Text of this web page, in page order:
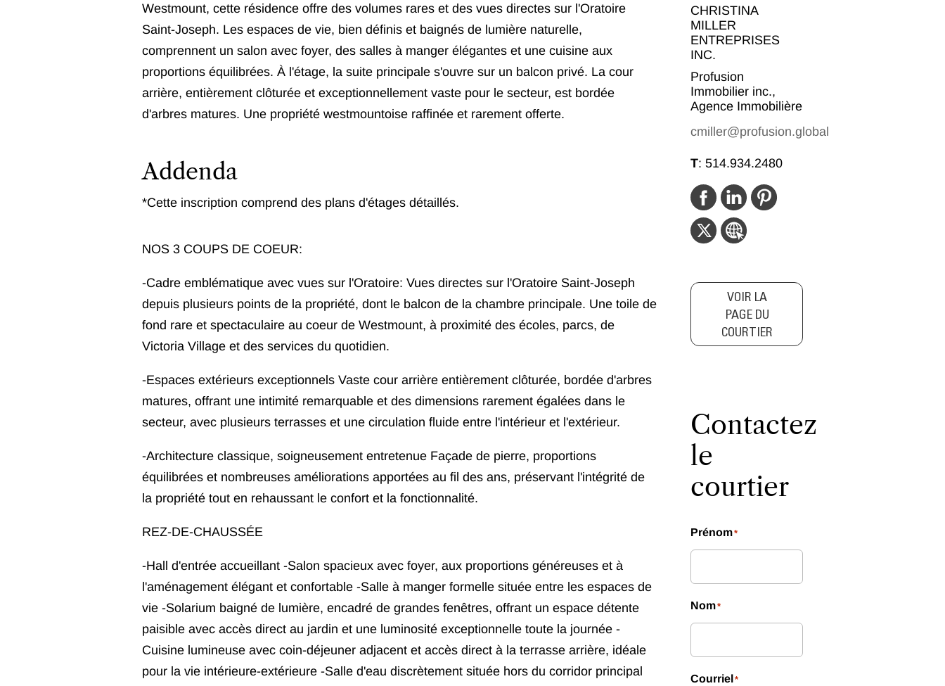
Westmount, cette résidence offre des volumes rares et des vues directes sur l'Oratoire
Saint-Joseph. Les espaces de vie, bien définis et baignés de lumière naturelle,
comprennent un salon avec foyer, des salles à manger élégantes et une cuisine aux
proportions équilibrées. À l'étage, la suite principale s'ouvre sur un balcon privé. La cour
arrière, entièrement clôturée et exceptionnellement vaste pour le secteur, est bordée
d'arbres matures. Une propriété westmountoise raffinée et rarement offerte.
Addenda
*Cette inscription comprend des plans d'étages détaillés.
NOS 3 COUPS DE COEUR:
-Cadre emblématique avec vues sur l'Oratoire: Vues directes sur l'Oratoire Saint-Joseph
depuis plusieurs points de la propriété, dont le balcon de la chambre principale. Une toile de
fond rare et spectaculaire au coeur de Westmount, à proximité des écoles, parcs, de
Victoria Village et des services du quotidien.
-Espaces extérieurs exceptionnels Vaste cour arrière entièrement clôturée, bordée d'arbres
matures, offrant une intimité remarquable et des dimensions rarement égalées dans le
secteur, avec plusieurs terrasses et une circulation fluide entre l'intérieur et l'extérieur.
-Architecture classique, soigneusement entretenue Façade de pierre, proportions
équilibrées et nombreuses améliorations apportées au fil des ans, préservant l'intégrité de
la propriété tout en rehaussant le confort et la fonctionnalité.
REZ-DE-CHAUSSÉE
-Hall d'entrée accueillant -Salon spacieux avec foyer, aux proportions généreuses et à
l'aménagement élégant et confortable -Salle à manger formelle située entre les espaces de
vie -Solarium baigné de lumière, encadré de grandes fenêtres, offrant un espace détente
paisible avec accès direct au jardin et une luminosité exceptionnelle toute la journée -
Cuisine lumineuse avec coin-déjeuner adjacent et accès direct à la terrasse arrière, idéale
pour la vie intérieure-extérieure -Salle d'eau discrètement située hors du corridor principal
CHRISTINA
MILLER
ENTREPRISES
INC.
Profusion
Immobilier inc.,
Agence Immobilière
cmiller@profusion.global
T:514.934.2480
VOIR LA
PAGE DU
COURTIER
Contactez
le
courtier
Prénom*
Nom*
Courriel*